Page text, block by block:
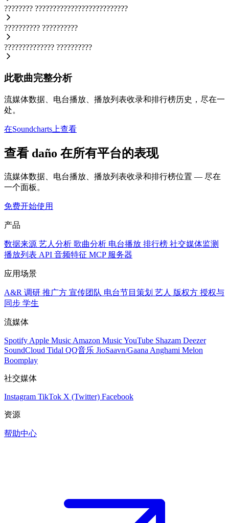
???????? ??????????????????????????
?????????? ??????????
?????????????? ??????????
此歌曲完整分析
流媒体数据、电台播放、播放列表收录和排行榜历史，尽在一
处。
在Soundcharts上查看
查看 daño 在所有平台的表现
流媒体数据、电台播放、播放列表收录和排行榜位置 — 尽在
一个面板。
免费开始使用
产品
数据来源 艺人分析 歌曲分析 电台播放 排行榜 社交媒体监测
播放列表 API 音频特征 MCP 服务器
应用场景
A&R 调研 推广方 宣传团队 电台节目策划 艺人 版权方 授权与
同步 学生
流媒体
Spotify Apple Music Amazon MusicYouTube Shazam Deezer
SoundCloud Tidal QQ音乐 JioSaavn/Gaana Anghami Melon
Boomplay
社交媒体
Instagram TikTok X (Twitter) Facebook
资源
帮助中心